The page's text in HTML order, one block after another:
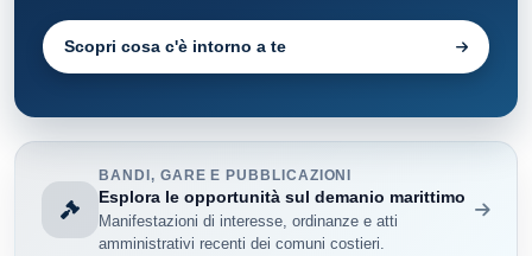
Scopri cosa c'è intorno a te
BANDI, GARE E PUBBLICAZIONI
Esplora le opportunità sul demanio marittimo
Manifestazioni di interesse, ordinanze e atti
amministrativi recenti dei comuni costieri.